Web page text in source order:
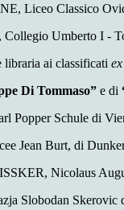
Liceo Classico
Umberto I -
libraria ai classificati
Di Tommaso” e di
Popper Schule di
Jean Burt, di
Nicolaus